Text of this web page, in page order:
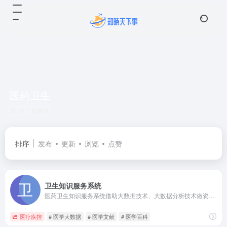
排序 发布 更新 浏览 点赞
卫生知识服务系统
医疗疾控 # 医学大数据 # 医学文献 # 医学百科